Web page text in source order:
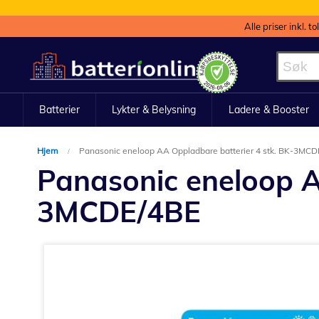
Alle priser inkl.
til
innhold
Batterier Lykter & Belysning Ladere & Booster
Hjem Panasonic eneloop AA Oppladbare batterier 4 stk. BK-
Panasonic eneloop
3MCDE/4BE